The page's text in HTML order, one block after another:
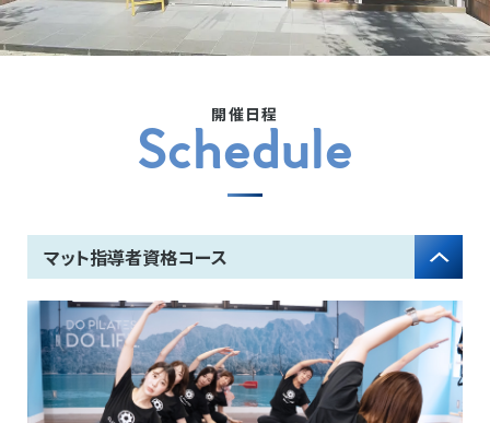
開催日程
Schedule
マット指導者資格コース